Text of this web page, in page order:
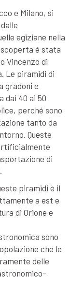
e Milano, si
egiziane nella
scoperta è stata
Vincenzo di
Le piramidi di
gradoni e
dai 40 ai 50
perché sono
tanto da
Queste
di
piramidi è il
a est e
di Orione e
sono
che le
delle